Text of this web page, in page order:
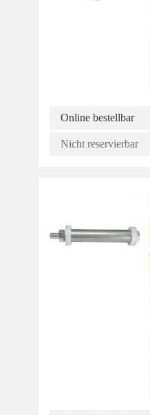
Online bestellbar
Nicht reservierbar